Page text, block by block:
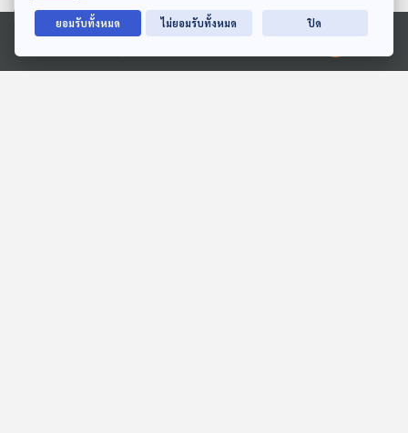
Ⓒ 2020 องค์การกระจายเสียงและแพร่ภาพสาธารณะแห่งประเทศไทย
EP. 482: จับตาประเด็นนักศึกษา
ต่างชาติใช้วีซ่านักเรียนลอบทำงาน
ในไทยและการโกงข้อสอบ
10 0 25 เม.ย. 68
ยอมรับทั้งหมด ไม่ยอมรับทั้งหมด ปิด